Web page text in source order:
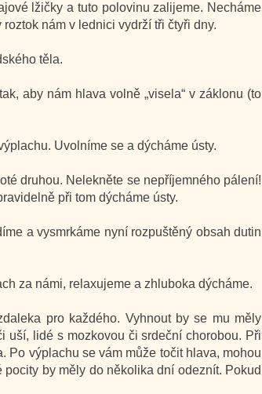
lžičky a tuto polovinu zalijeme. Necháme
nám v lednici vydrží tři čtyři dny.
těla.
aby nám hlava volně „visela“ v záklonu (to
Uvolníme se a dýcháme ústy.
druhou. Nelekněte se nepříjemného pálení!
při tom dýcháme ústy.
a vysmrkáme nyní rozpuštěný obsah dutin
za námi, relaxujeme a zhluboka dýcháme.
pro každého. Vyhnout by se mu měly
uší, lidé s mozkovou či srdeční chorobou. Při
Po výplachu se vám může točit hlava, mohou
by měly do několika dní odeznít. Pokud